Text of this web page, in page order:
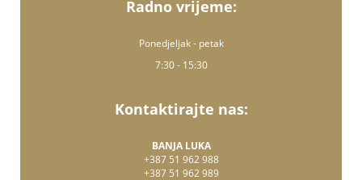
Radno vrijeme:
Ponedjeljak - petak
7:30 - 15:30
Kontaktirajte nas:
BANJA LUKA
+387 51 962 988
+387 51 962 989